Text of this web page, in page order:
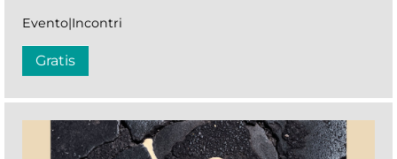
Evento|Incontri
Gratis